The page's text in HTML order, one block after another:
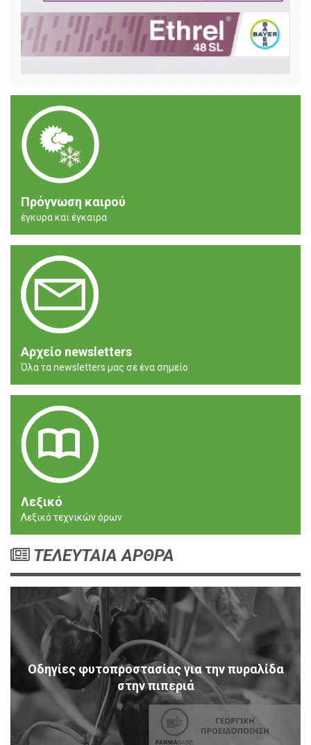
Πρόγνωση καιρού
έγκυρα και έγκαιρα
Αρχείο newsletters
Όλα τα newsletters μας σε ένα σημείο
Λεξικό
Λεξικό τεχνικών όρων
ΤΕΛΕΥΤΑΙΑ ΑΡΘΡΑ
Οδηγίες φυτοπροστασίας για την πυραλίδα
στην πιπεριά